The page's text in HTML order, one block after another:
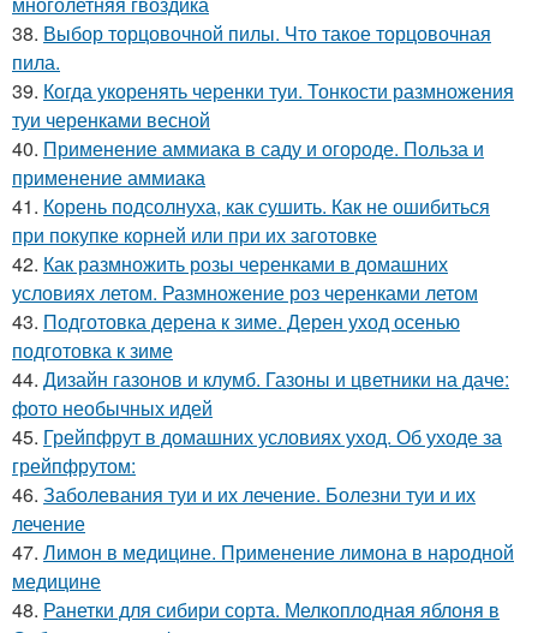
38. Выбор торцовочной пилы. Что такое торцовочная
пила.
39. Когда укоренять черенки туи. Тонкости размножения
туи черенками весной
40. Применение аммиака в саду и огороде. Польза и
применение аммиака
41. Корень подсолнуха, как сушить. Как не ошибиться
при покупке корней или при их заготовке
42. Как размножить розы черенками в домашних
условиях летом. Размножение роз черенками летом
43. Подготовка дерена к зиме. Дерен уход осенью
подготовка к зиме
44. Дизайн газонов и клумб. Газоны и цветники на даче:
фото необычных идей
45. Грейпфрут в домашних условиях уход. Об уходе за
грейпфрутом:
46. Заболевания туи и их лечение. Болезни туи и их
лечение
47. Лимон в медицине. Применение лимона в народной
медицине
48. Ранетки для сибири сорта. Мелкоплодная яблоня в